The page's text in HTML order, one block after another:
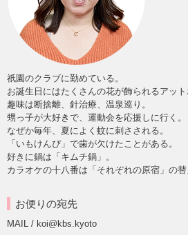
祇園のクラブに勤めている。
お誕生日にはたくさんの花が飾られるアット
趣味は断捨離、針治療、温泉巡り。
甥っ子が大好きで、運動会を応援しに行く。
なぜか毎年、夏によく蚊に刺さされる。
「いもけんぴ」で歯が欠けたことがある。
好きに鍋は「キムチ鍋」。
カラオケの十八番は「それぞれの原宿」の替
お便りの宛先
MAIL / koi@kbs.kyoto